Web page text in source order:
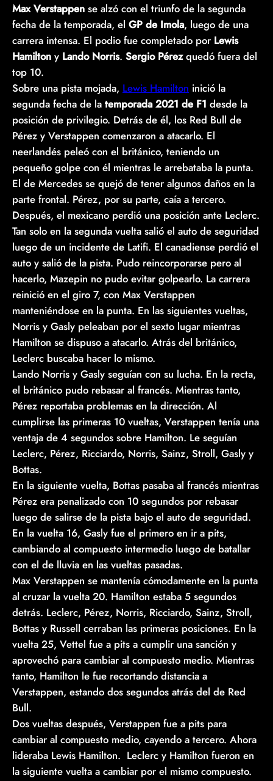
Max Verstappen se alzó con el triunfo de la segunda
fecha de la temporada, el GP de Imola, luego de una
carrera intensa. El podio fue completado por Lewis
Hamilton y Lando Norris. Sergio Pérezquedó fuera del
top 10.
Sobre una pista mojada, Lewis Hamilton inició la
segunda fecha de la temporada 2021 de F1 desde la
posición de privilegio. Detrás de él, los Red Bull de
Pérez y Verstappen comenzaron a atacarlo. El
neerlandés peleó con el británico, teniendo un
pequeño golpe con él mientras le arrebataba la punta.
El de Mercedes se quejó de tener algunos daños en la
parte frontal. Pérez, por su parte, caía a tercero.
Después, el mexicano perdió una posición ante Leclerc.
Tan solo en la segunda vuelta salió el auto de seguridad
luego de un incidente de Latifi. El canadiense perdió el
auto y salió de la pista. Pudo reincorporarse pero al
hacerlo, Mazepin no pudo evitar golpearlo. La carrera
reinició en el giro 7, con Max Verstappen
manteniéndose en la punta. En las siguientes vueltas,
Norris y Gasly peleaban por el sexto lugar mientras
Hamilton se dispuso a atacarlo. Atrás del británico,
Leclerc buscaba hacer lo mismo.
Lando Norris y Gasly seguían con su lucha. En la recta,
el británico pudo rebasar al francés. Mientras tanto,
Pérez reportaba problemas en la dirección. Al
cumplirse las primeras 10 vueltas, Verstappen tenía una
ventaja de 4 segundos sobre Hamilton. Le seguían
Leclerc, Pérez, Ricciardo, Norris, Sainz, Stroll, Gasly y
Bottas.
En la siguiente vuelta, Bottas pasaba al francés mientras
Pérez era penalizado con 10 segundos por rebasar
luego de salirse de la pista bajo el auto de seguridad.
En la vuelta 16, Gasly fue el primero en ir a pits,
cambiando al compuesto intermedio luego de batallar
con el de lluvia en las vueltas pasadas.
Max Verstappen se mantenía cómodamente en la punta
al cruzar la vuelta 20. Hamilton estaba 5 segundos
detrás. Leclerc, Pérez, Norris, Ricciardo, Sainz, Stroll,
Bottas y Russell cerraban las primeras posiciones. En la
vuelta 25, Vettel fue a pits a cumplir una sanción y
aprovechó para cambiar al compuesto medio. Mientras
tanto, Hamilton le fue recortando distancia a
Verstappen, estando dos segundos atrás del de Red
Bull.
Dos vueltas después, Verstappen fue a pits para
cambiar al compuesto medio, cayendo a tercero. Ahora
lideraba Lewis Hamilton. Leclerc y Hamilton fueron en
la siguiente vuelta a cambiar por el mismo compuesto.